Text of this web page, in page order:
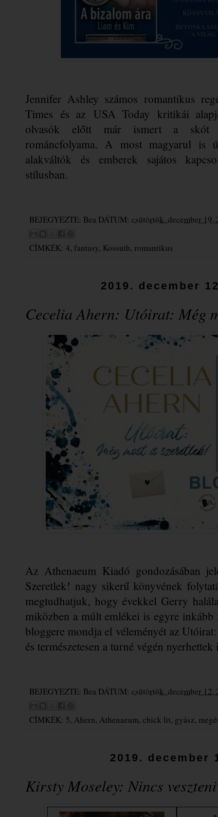
Jennifer Ashley számos romantikus
Times és az USA Today kritikái
olvasók előtt már ismert a skót
románcfolyama. A most magyarul is
alakváltók és emberek sajátos
stílusban.
BEJEGYEZTE: Bea DÁTUM: csütörtök, december 19,
CÍMKÉK: 4, fantasy, Kossuth, romantikus
2019. december
Cecelia Ahern: Utóirat: Még
Az Athenaeum Kiadó gondozásában
Szeretlek! nagy sikerű könyvének
megtudhatjuk, hogy évekkel Gerry
miközben a múlt emlékei is egyre
bloggere mondja el véleményét az
és természetesen a turné végén
BEJEGYEZTE: Bea DÁTUM: csütörtök, december 12,
CÍMKÉK: 5, Ahern, Athenaeum, chick lit, gyász,
2019. december
Kirsty Moseley: Nincs